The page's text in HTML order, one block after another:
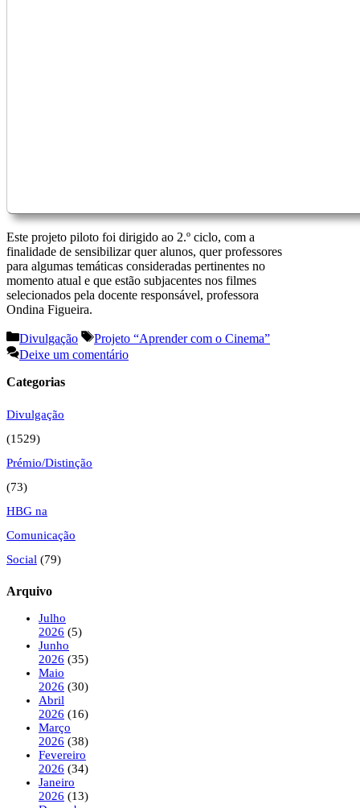
Este projeto piloto foi dirigido ao 2.º ciclo, com a
finalidade de sensibilizar quer alunos, quer professores
para algumas temáticas consideradas pertinentes no
momento atual e que estão subjacentes nos filmes
selecionados pela docente responsável, professora
Ondina Figueira.
Categorias
Divulgação Etiquetas
Projeto “Aprender com o Cinema”
Deixe um comentário
Categorias
Divulgação
(1529)
Prémio/Distinção
(73)
HBG na
Comunicação
Social (79)
Arquivo
Julho
2026 (5)
Junho
2026 (35)
Maio
2026 (30)
Abril
2026 (16)
Março
2026 (38)
Fevereiro
2026 (34)
Janeiro
2026 (13)